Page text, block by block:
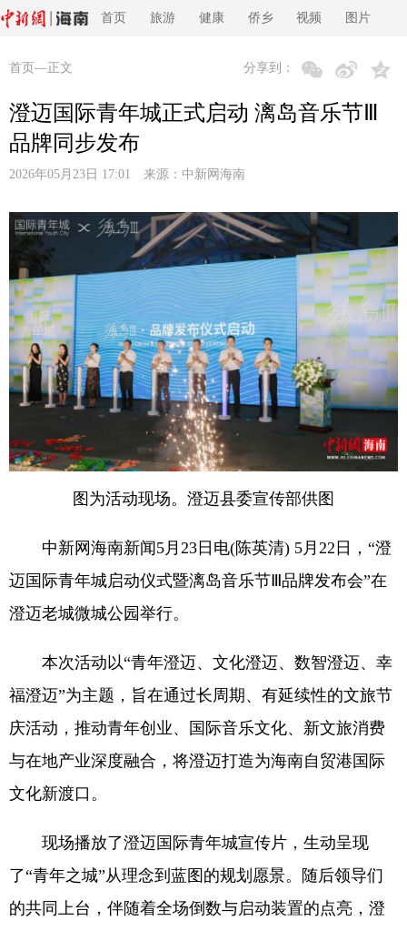
首页 旅游 健康 侨乡 视频 图片
首页 —正文 分享到：
澄迈国际青年城正式启动 漓岛音乐节Ⅲ
品牌同步发布
2026年05月23日 17:01 来源： 中新网海南
图为活动现场。澄迈县委宣传部供图
中新网海南新闻5月23日电(陈英清) 5月22日，“澄
迈国际青年城启动仪式暨漓岛音乐节Ⅲ品牌发布会”在
澄迈老城微城公园举行。
本次活动以“青年澄迈、文化澄迈、数智澄迈、幸
福澄迈”为主题，旨在通过长周期、有延续性的文旅节
庆活动，推动青年创业、国际音乐文化、新文旅消费
与在地产业深度融合，将澄迈打造为海南自贸港国际
文化新渡口。
现场播放了澄迈国际青年城宣传片，生动呈现
了“青年之城”从理念到蓝图的规划愿景。随后领导们
的共同上台，伴随着全场倒数与启动装置的点亮，澄